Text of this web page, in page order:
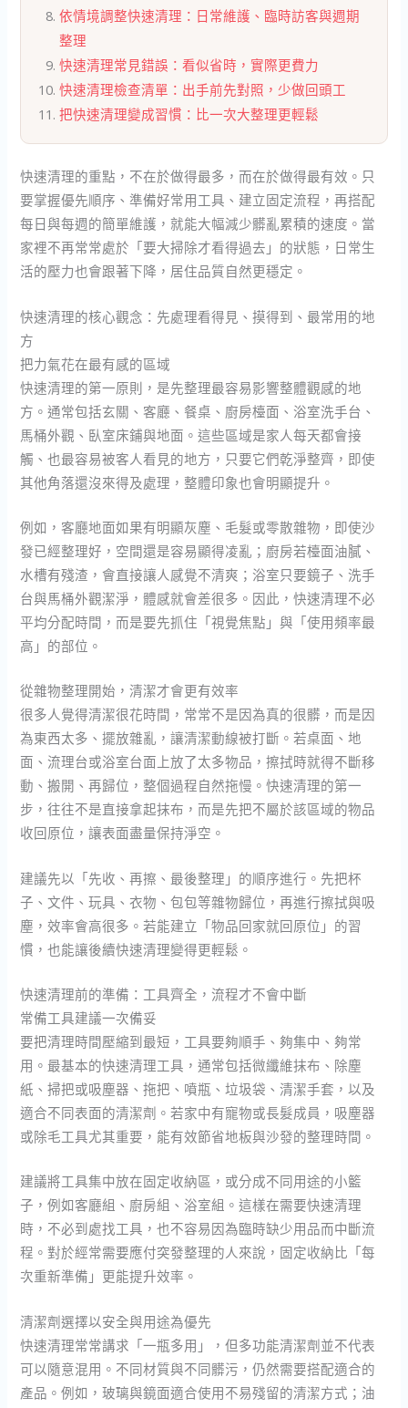
依情境調整快速清理：日常維護、臨時訪客與週期
整理
快速清理常見錯誤：看似省時，實際更費力
快速清理檢查清單：出手前先對照，少做回頭工
把快速清理變成習慣：比一次大整理更輕鬆
快速清理的重點，不在於做得最多，而在於做得最有效。只
要掌握優先順序、準備好常用工具、建立固定流程，再搭配
每日與每週的簡單維護，就能大幅減少髒亂累積的速度。當
家裡不再常常處於「要大掃除才看得過去」的狀態，日常生
活的壓力也會跟著下降，居住品質自然更穩定。
快速清理的核心觀念：先處理看得見、摸得到、最常用的地
方
把力氣花在最有感的區域
快速清理的第一原則，是先整理最容易影響整體觀感的地
方。通常包括玄關、客廳、餐桌、廚房檯面、浴室洗手台、
馬桶外觀、臥室床鋪與地面。這些區域是家人每天都會接
觸、也最容易被客人看見的地方，只要它們乾淨整齊，即使
其他角落還沒來得及處理，整體印象也會明顯提升。
例如，客廳地面如果有明顯灰塵、毛髮或零散雜物，即使沙
發已經整理好，空間還是容易顯得凌亂；廚房若檯面油膩、
水槽有殘渣，會直接讓人感覺不清爽；浴室只要鏡子、洗手
台與馬桶外觀潔淨，體感就會差很多。因此，快速清理不必
平均分配時間，而是要先抓住「視覺焦點」與「使用頻率最
高」的部位。
從雜物整理開始，清潔才會更有效率
很多人覺得清潔很花時間，常常不是因為真的很髒，而是因
為東西太多、擺放雜亂，讓清潔動線被打斷。若桌面、地
面、流理台或浴室台面上放了太多物品，擦拭時就得不斷移
動、搬開、再歸位，整個過程自然拖慢。快速清理的第一
步，往往不是直接拿起抹布，而是先把不屬於該區域的物品
收回原位，讓表面盡量保持淨空。
建議先以「先收、再擦、最後整理」的順序進行。先把杯
子、文件、玩具、衣物、包包等雜物歸位，再進行擦拭與吸
塵，效率會高很多。若能建立「物品回家就回原位」的習
慣，也能讓後續快速清理變得更輕鬆。
快速清理前的準備：工具齊全，流程才不會中斷
常備工具建議一次備妥
要把清理時間壓縮到最短，工具要夠順手、夠集中、夠常
用。最基本的快速清理工具，通常包括微纖維抹布、除塵
紙、掃把或吸塵器、拖把、噴瓶、垃圾袋、清潔手套，以及
適合不同表面的清潔劑。若家中有寵物或長髮成員，吸塵器
或除毛工具尤其重要，能有效節省地板與沙發的整理時間。
建議將工具集中放在固定收納區，或分成不同用途的小籃
子，例如客廳組、廚房組、浴室組。這樣在需要快速清理
時，不必到處找工具，也不容易因為臨時缺少用品而中斷流
程。對於經常需要應付突發整理的人來說，固定收納比「每
次重新準備」更能提升效率。
清潔劑選擇以安全與用途為優先
快速清理常常講求「一瓶多用」，但多功能清潔劑並不代表
可以隨意混用。不同材質與不同髒污，仍然需要搭配適合的
產品。例如，玻璃與鏡面適合使用不易殘留的清潔方式；油